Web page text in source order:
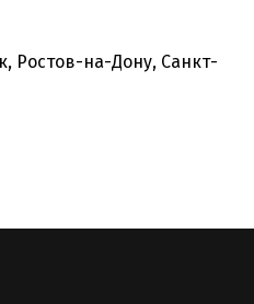
Ростов-на-Дону, Санкт-